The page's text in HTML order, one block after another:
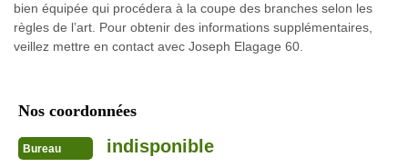
bien équipée qui procédera à la coupe des branches selon les
règles de l’art. Pour obtenir des informations supplémentaires,
veillez mettre en contact avec Joseph Elagage 60.
Nos coordonnées
Bureau indisponible